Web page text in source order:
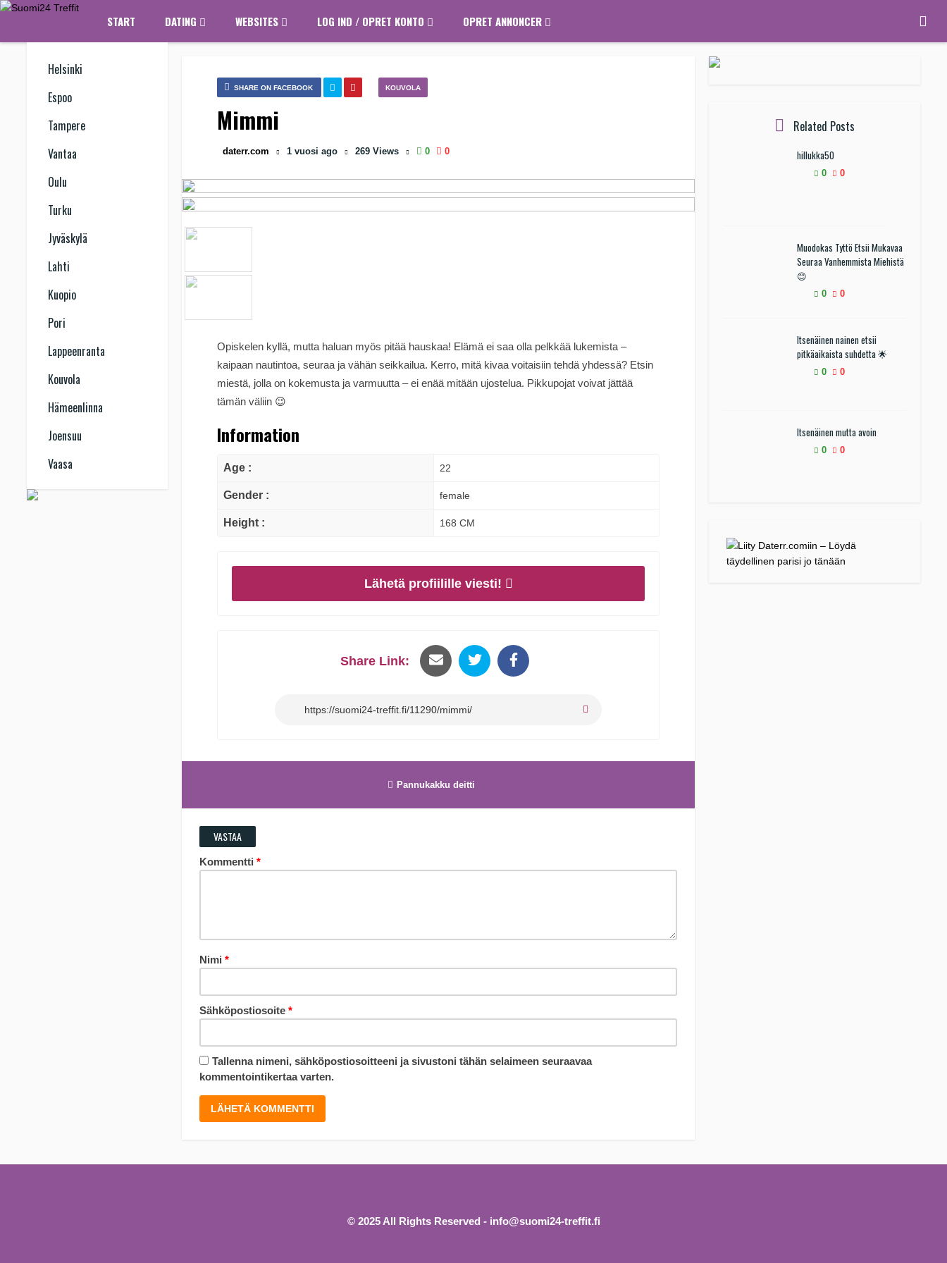
START DATING WEBSITES LOG IND / OPRET KONTO OPRET ANNONCER
Helsinki
Espoo
Tampere
Vantaa
Oulu
Turku
Jyväskylä
Lahti
Kuopio
Pori
Lappeenranta
Kouvola
Hämeenlinna
Joensuu
Vaasa
KOUVOLA
SHARE ON FACEBOOK
Mimmi
daterr.com 1 vuosi ago 269 Views 0 0
Opiskelen kyllä, mutta haluan myös pitää hauskaa! Elämä ei saa olla pelkkää lukemista –
kaipaan nautintoa, seuraa ja vähän seikkailua. Kerro, mitä kivaa voitaisiin tehdä yhdessä? Etsin
miestä, jolla on kokemusta ja varmuutta – ei enää mitään ujostelua. Pikkupojat voivat jättää
tämän väliin 😉
Information
Age : 22
Gender : female
Height : 168 CM
Lähetä profiilille viesti!
Share Link:
Pannukakku deitti
VASTAA
Kommentti *
Nimi *
Sähköpostiosoite *
Tallenna nimeni, sähköpostiosoitteeni ja sivustoni tähän selaimeen seuraavaa
kommentointikertaa varten.
Related Posts
hillukka50
0 0
Muodokas Tyttö Etsii Mukavaa
Seuraa Vanhemmista Miehistä
😊
0 0
Itsenäinen nainen etsii
pitkäaikaista suhdetta 🌟
0 0
Itsenäinen mutta avoin
0 0
© 2025 All Rights Reserved - info@suomi24-treffit.fi